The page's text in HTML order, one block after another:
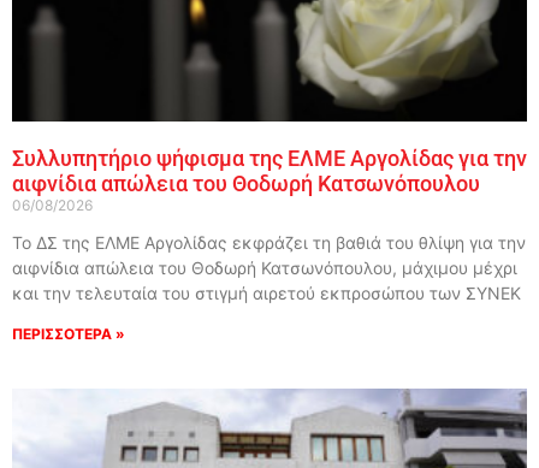
Συλλυπητήριο ψήφισμα της ΕΛΜΕ Αργολίδας για την
αιφνίδια απώλεια του Θοδωρή Κατσωνόπουλου
06/08/2026
Το ΔΣ της ΕΛΜΕ Αργολίδας εκφράζει τη βαθιά του θλίψη για την
αιφνίδια απώλεια του Θοδωρή Κατσωνόπουλου, μάχιμου μέχρι
και την τελευταία του στιγμή αιρετού εκπροσώπου των ΣΥΝΕΚ
ΠΕΡΙΣΣΟΤΕΡΑ »